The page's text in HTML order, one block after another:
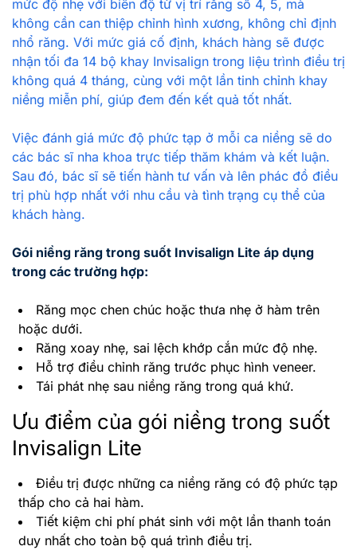
mức độ nhẹ với biên độ từ vị trí răng số 4, 5, mà
không cần can thiệp chỉnh hình xương, không chỉ định
nhổ răng. Với mức giá cố định, khách hàng sẽ được
nhận tối đa 14 bộ khay Invisalign trong liệu trình điều trị
không quá 4 tháng, cùng với một lần tinh chỉnh khay
niềng miễn phí, giúp đem đến kết quả tốt nhất.
Việc đánh giá mức độ phức tạp ở mỗi ca niềng sẽ do
các bác sĩ nha khoa trực tiếp thăm khám và kết luận.
Sau đó, bác sĩ sẽ tiến hành tư vấn và lên phác đồ điều
trị phù hợp nhất với nhu cầu và tình trạng cụ thể của
khách hàng.
Gói niềng răng trong suốt Invisalign Lite áp dụng
trong các trường hợp:
Răng mọc chen chúc hoặc thưa nhẹ ở hàm trên
hoặc dưới.
Răng xoay nhẹ, sai lệch khớp cắn mức độ nhẹ.
Hỗ trợ điều chỉnh răng trước phục hình veneer.
Tái phát nhẹ sau niềng răng trong quá khứ.
Ưu điểm của gói niềng trong suốt
Invisalign Lite
Điều trị được những ca niềng răng có độ phức tạp
thấp cho cả hai hàm.
Tiết kiệm chi phí phát sinh với một lần thanh toán
duy nhất cho toàn bộ quá trình điều trị.